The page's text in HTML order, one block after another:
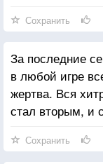
Сохранить
За последние
в любой игре
жертва. Вся
стал вторым, и
Сохранить